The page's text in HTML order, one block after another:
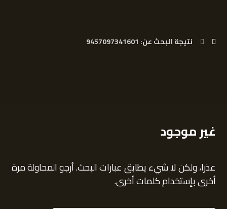
نتيجة البحث عن: 9457097341601
غير موجود
عذرا، ولكن لا شيء يطابق عبارات البحث. أرجو المحاولة مرة
أخرى بإستخدام كلمات أخرى.